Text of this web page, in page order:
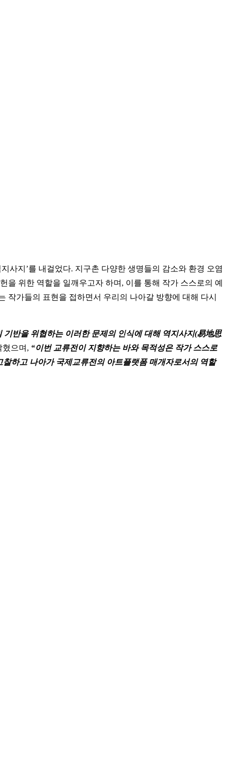
사지’를 내걸었다. 지구촌 다양한 생명들의 감소와 환경 오염
위한 역할을 일깨우고자 하며, 이를 통해 작가 스스로의 예
가들의 표현을 접하면서 우리의 나아갈 방향에 대해 다시
반을 위협하는 이러한 문제의 인식에 대해 역지사지(易地思
혔으며, “이번 교류전이 지향하는 바와 목적성은 작가 스스로
하고 나아가 국제교류전의 아트플랫폼 매개자로서의 역할